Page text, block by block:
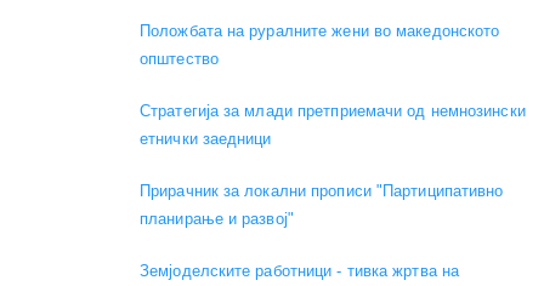
Положбата на руралните жени во македонското
општество
Стратегија за млади претприемачи од немнозински
етнички заедници
Прирачник за локални прописи "Партиципативно
планирање и развој"
Земјоделските работници - тивка жртва на